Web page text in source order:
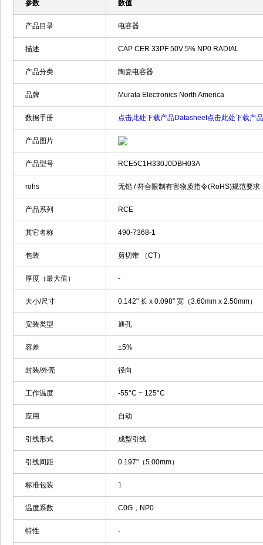
参数 数值
产品目录 电容器
描述 CAP CER 33PF 50V 5% NP0 RADIAL
产品分类 陶瓷电容器
品牌 Murata Electronics North America
数据手册 点击此处下载产品Datasheet点击此处下载产
产品图片
产品型号 RCE5C1H330J0DBH03A
rohs 无铅 / 符合限制有害物质指令(RoHS)规范要求
产品系列 RCE
其它名称 490-7368-1
包装 剪切带 （CT）
厚度（最大值） -
大小/尺寸 0.142" 长 x 0.098" 宽（3.60mm x 2.50mm）
安装类型 通孔
容差 ±5%
封装/外壳 径向
工作温度 -55°C ~ 125°C
应用 自动
引线形式 成型引线
引线间距 0.197"（5.00mm）
标准包装 1
温度系数 C0G，NP0
特性 -